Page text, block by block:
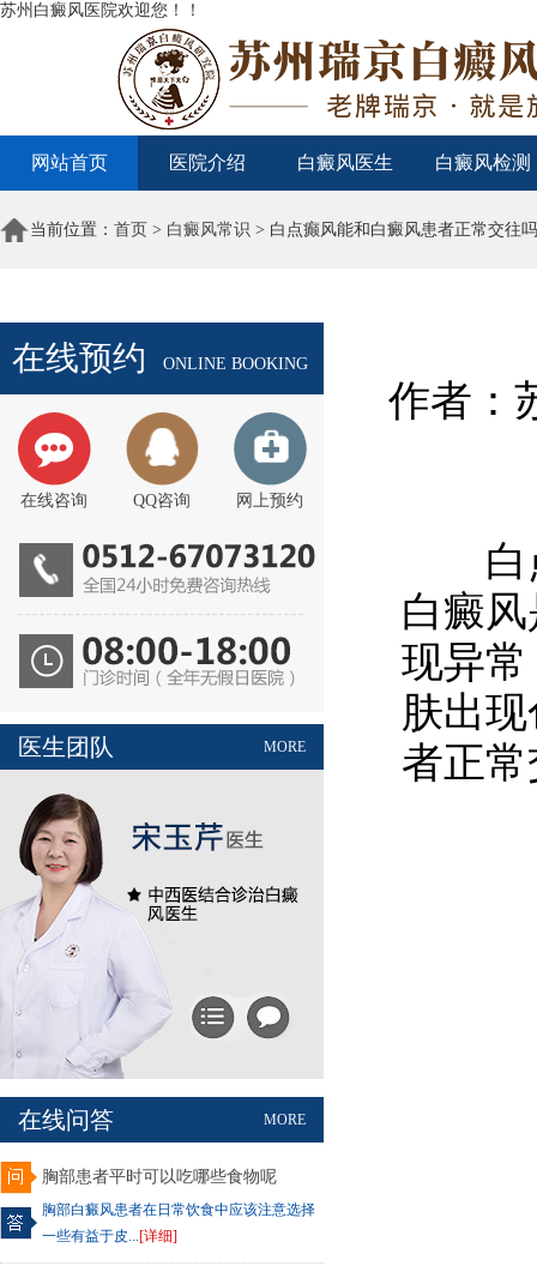
苏州白癜风医院欢迎您！！
网站首页 医院介绍 白癜风医生 白癜风检测
当前位置： 首页 > 白癜风常识 > 白点癫风能和白癜风患者正常交往吗
在线预约 ONLINE BOOKING
在线咨询 QQ咨询 网上预约
MORE
医生团队
MORE
在线问答
胸部患者平时可以吃哪些食物呢
胸部白癜风患者在日常饮食中应该注意选择
一些有益于皮...[详细]
作者：
白点
白癜
现异
肤出
者正